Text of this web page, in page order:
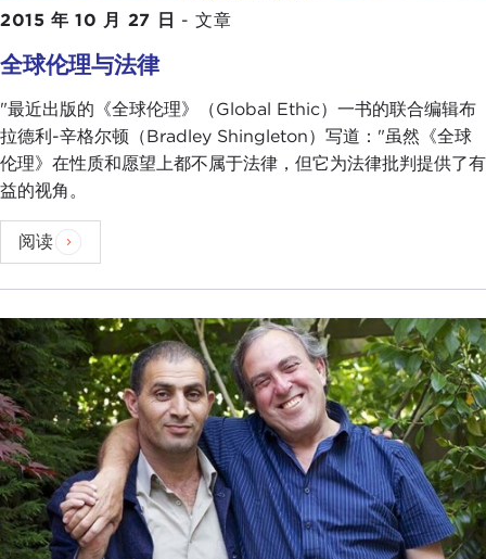
2015 年 10 月 27 日 - 文章
全球伦理与法律
"最近出版的《全球伦理》（Global Ethic）一书的联合编辑布
拉德利-辛格尔顿（Bradley Shingleton）写道："虽然《全球
伦理》在性质和愿望上都不属于法律，但它为法律批判提供了有
益的视角。
阅读